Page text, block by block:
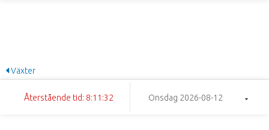
Växter
Återstående tid: 8:11:31 Onsdag 2026-08-12